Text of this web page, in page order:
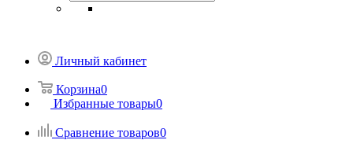
Личный кабинет
Корзина0
Избранные товары0
Сравнение товаров0